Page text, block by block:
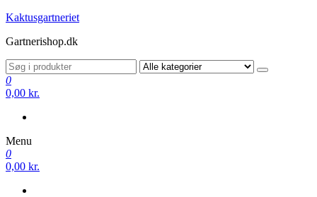
Videre
indhold
Kaktusgartneriet
Gartnerishop.dk
0
0,00 kr.
Menu
0
0,00 kr.